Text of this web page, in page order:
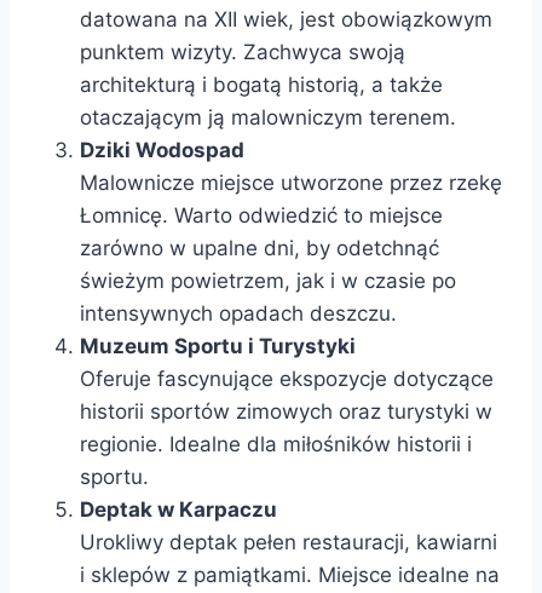
datowana na XII wiek, jest obowiązkowym
punktem wizyty. Zachwyca swoją
architekturą i bogatą historią, a także
otaczającym ją malowniczym terenem.
Dziki Wodospad
Malownicze miejsce utworzone przez rzekę
Łomnicę. Warto odwiedzić to miejsce
zarówno w upalne dni, by odetchnąć
świeżym powietrzem, jak i w czasie po
intensywnych opadach deszczu.
Muzeum Sportu i Turystyki
Oferuje fascynujące ekspozycje dotyczące
historii sportów zimowych oraz turystyki w
regionie. Idealne dla miłośników historii i
sportu.
Deptak w Karpaczu
Urokliwy deptak pełen restauracji, kawiarni
i sklepów z pamiątkami. Miejsce idealne na